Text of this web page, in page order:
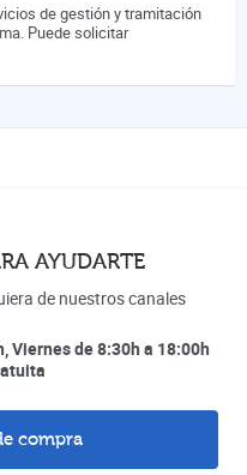
de gestión y tramitación
Puede solicitar
AYUDARTE
de nuestros canales
Viernes de 8:30h a 18:00h
compra